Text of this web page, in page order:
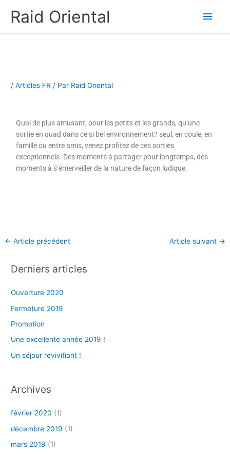
Raid Oriental
/Articles FR / Par Raid Oriental
Quoi de plus amusant, pour les petits et les grands, qu’une
sortie en quad dans ce si bel environnement? seul, en coule, en
famille ou entre amis, venez profitez de ces sorties
exceptionnels. Des moments à partager pour longtemps, des
moments à s’émerveiller de la nature de façon ludique.
← Article précédent Article suivant →
Derniers articles
Ouverture 2020
Fermeture 2019
Promotion
Une excellente année 2019 !
Un séjour revivifiant !
Archives
février 2020 (1)
décembre 2019 (1)
mars 2019 (1)